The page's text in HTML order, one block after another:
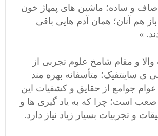
و ساده؛ ماشین های پمپاژ خون
باز هم آنان؛ همان آدم هایی باقی
»
و مقام شامخ علوم تجربی از
ی ساینتفیک؛ متأسفانه بهره مند
جوامع از حقایق و کشفیات این
است؛ چرا که به یاد گیری ها و
و تجربیات بسیار زیاد نیاز دارد.